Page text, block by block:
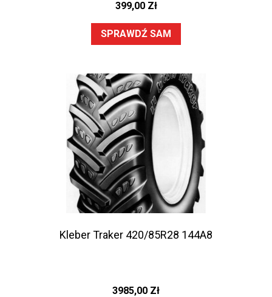
399,00 Zł
SPRAWDŹ SAM
Kleber Traker 420/85R28 144A8
3985,00 Zł